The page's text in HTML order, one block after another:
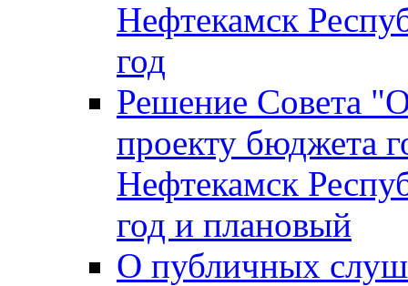
Нефтекамск
год
Решение Совета
проекту бюджета
Нефтекамск
год и плановый
О публичных